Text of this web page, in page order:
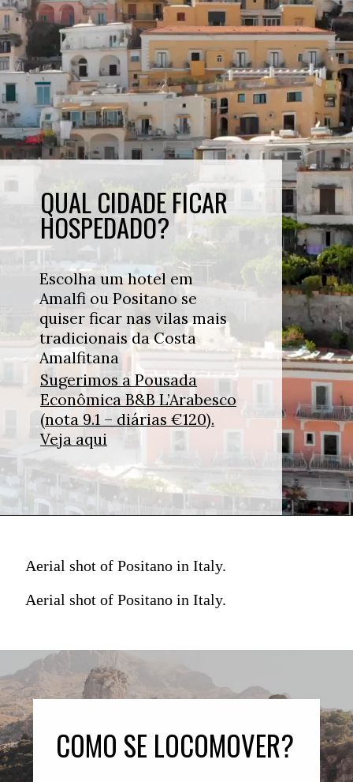
QUAL CIDADE FICAR
HOSPEDADO?
Escolha um hotel em
Amalfi ou Positano se
quiser ficar nas vilas mais
tradicionais da Costa
Amalfitana
Sugerimos a Pousada
Econômica B&B L’Arabesco
(nota 9.1 – diárias €120).
Veja aqui
Aerial shot of Positano in Italy.
Aerial shot of Positano in Italy.
COMO SE LOCOMOVER?